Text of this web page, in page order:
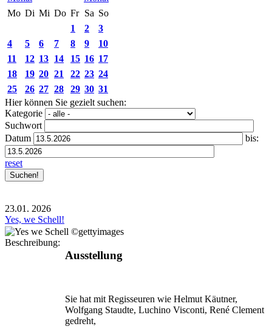
Mo Di Mi Do Fr Sa So
1
2
3
4
5 6 7 8 9
10
11
12 13 14 15 16 17
18
19 20 21 22 23 24
25
26 27 28 29 30 31
Hier können Sie gezielt suchen:
Kategorie
Suchwort
Datum
bis:
reset
23.01. 2026
Yes, we Schell!
Beschreibung:
Ausstellung
Sie hat mit Regisseuren wie Helmut Käutner,
Wolfgang Staudte, Luchino Visconti, René Clement
gedreht,